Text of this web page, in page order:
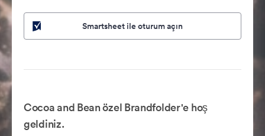
Smartsheet ile oturum açın
Cocoa and Bean özel Brandfolder'e hoş
geldiniz.